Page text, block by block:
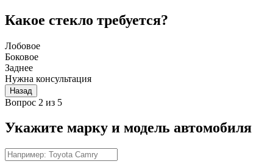
Какое стекло требуется?
Лобовое
Боковое
Заднее
Нужна консультация
Назад
Вопрос 2 из 5
Укажите марку и модель автомобиля